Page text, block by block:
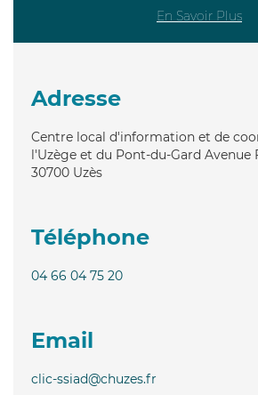
En Savoir Plus
Adresse
Centre local d'information et de
l'Uzège et du Pont-du-Gard Avenue
30700 Uzès
Téléphone
04 66 04 75 20
Email
clic-ssiad@chuzes.fr